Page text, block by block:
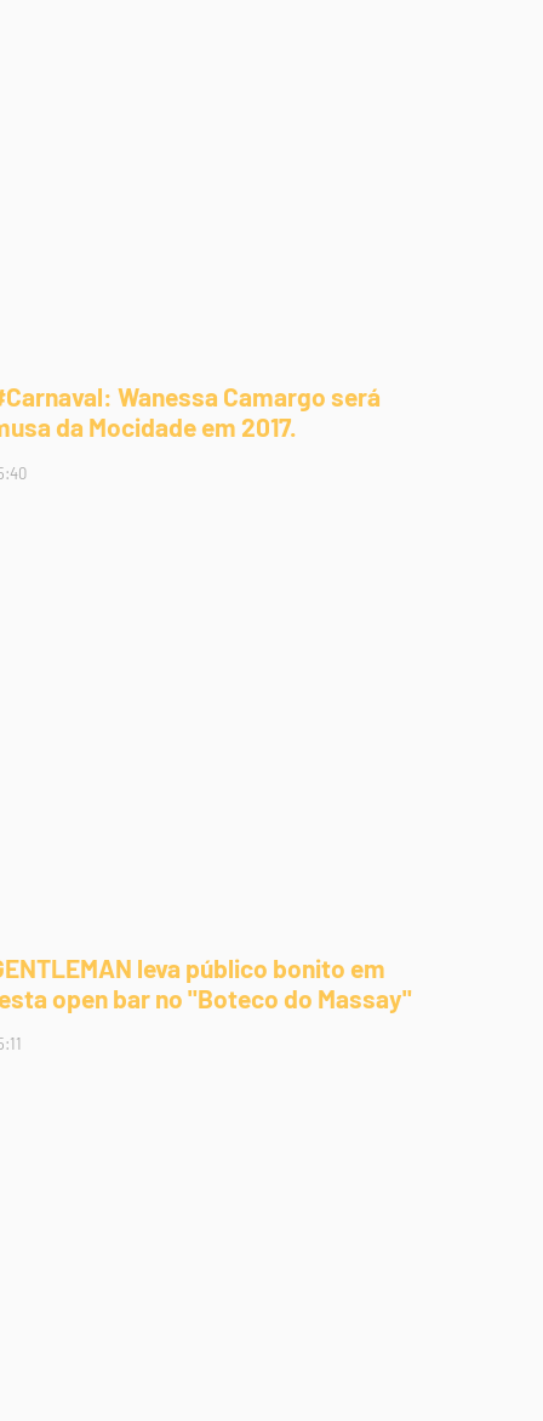
Wanessa Camargo será
da Mocidade em 2017.
leva público bonito em
open bar no "Boteco do Massay"